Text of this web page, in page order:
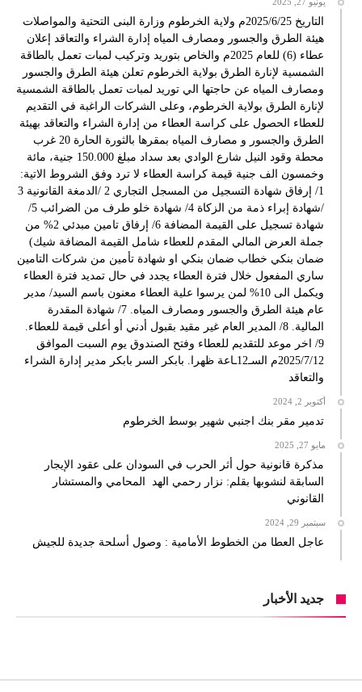
التاريخ 2025/6/25م ولاية الخرطوم وزارة البنى التحتية والمواصلات
هيئة الطرق والجسور ومصارف المياه إدارة الشراء والتعاقد إعلان
عطاء (6) للعام 2025م والخاص بتوريد وتركيب لمبات تعمل بالطاقة
الشمسية لإنارة الطرق بولاية الخرطوم تعلن هيئة الطرق والجسور
ومصارف المياه عن حاجتها الي توريد لمبات تعمل بالطاقة الشمسية
لإنارة الطرق بولاية الخرطوم، وعلى الشركات الراغبة في التقديم
للعطاء الحصول على كراسة العطاء من إدارة الشراء والتعاقد بهيئة
الطرق والجسور و مصارف المياه بمقرها بالثورة الحارة 20 غرب
محطة وقود النيل شارع الوادي بعد سداد مبلغ 150.000 جنية، مائة
وخمسون الف جنية قيمة كراسة العطاء لا ترد وفق الشروط الاتية:
1/ إرفاق شهادة التسجيل من المسجل التجاري 2 /الدمغة القانونية 3
/شهادة إبراء ذمة من الزكاة 4/ شهادة خلو طرف من الضرائب 5/
شهادة تسجيل على القيمة المضافة 6/ إرفاق تامين مبدئي 2% من
جملة العرض المالي المقدم للعطاء شامل القيمة المضافة شيك)
ضمان بنكي خطاب ضمان بنكي او شهادة تأمين من شركات التامين
ساري المفعول خلال فترة العطاء يجدد في حال تمديد فترة العطاء
ويكمل الى 10% لمن يرسوا علية العطاء معنون باسم السيد/ مدير
عام هيئة الطرق والجسور ومصارف المياه. 7/ شهادة المقدرة
المالية. 8/ المدير العام غير مقيد بقبول أدني أو أعلى قيمة للعطاء.
9/ اخر موعد للتقديم للعطاء وفتح الصندوق يوم السبت الموافق
2025/7/12م السـ12ـاعة ظهرا. بابكر السر بابكر مدير إدارة الشراء
والتعاقد
أكتوبر 2, 2024
تدمير مقر بنك اجنبي شهير بوسط الخرطوم
مايو 27, 2025
مذكرة قانونية حول أثر الحرب في السودان على عقود الإيجار
السابقة لنشوبها بقلم: نزار رحمي الهد المحامي والمستشار
القانوني
سبتمبر 29, 2024
عاجل العطا من الخطوط الأمامية : وصول أسلحة جديدة للجيش
جديد الأخبار